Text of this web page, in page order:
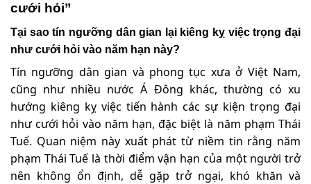
cưới hỏi”
Tại sao tín ngưỡng dân gian lại kiêng kỵ việc trọng đại
như cưới hỏi vào năm hạn này?
Tín ngưỡng dân gian và phong tục xưa ở Việt Nam,
cũng như nhiều nước Á Đông khác, thường có xu
hướng kiêng kỵ việc tiến hành các sự kiện trọng đại
như cưới hỏi vào năm hạn, đặc biệt là năm phạm Thái
Tuế. Quan niệm này xuất phát từ niềm tin rằng năm
phạm Thái Tuế là thời điểm vận hạn của một người trở
nên không ổn định, dễ gặp trở ngại, khó khăn và